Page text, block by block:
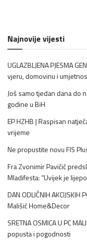
Najnovije vijesti
UGLAZBLJENA PJESMA
vjeru, domovinu i
Još samo tjedan dana do
godine u BiH
EP HZHB | Raspisan
vrijeme
Ne propustite novu FIS
Fra Zvonimir Pavičić
Mladifesta: “Uvijek je
DAN ODLIČNIH
Mališić Home&Decor
SRETNA OSMICA U PC
popusta i pogodnosti